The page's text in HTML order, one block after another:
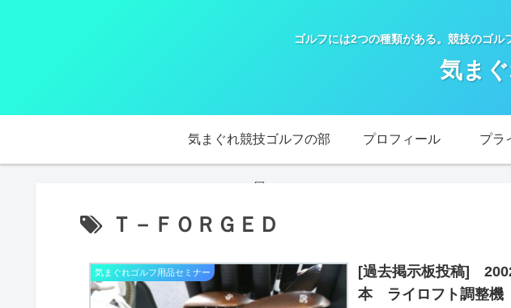
ゴルフには2つの種類がある。競技のゴル
気ま
気まぐれ競技ゴルフの部
屋
プロフィール プラ
Ｔ－ＦＯＲＧＥＤ
気まぐれゴルフ用品セミナー
[過去掲示板投稿]
本 ライロフト調整